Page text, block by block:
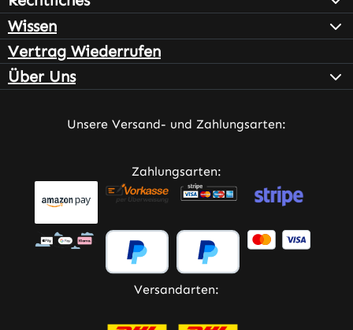
Wissen
Vertrag Wiederrufen
Über Uns
Unsere Versand- und Zahlungsarten:
Zahlungsarten:
Versandarten: